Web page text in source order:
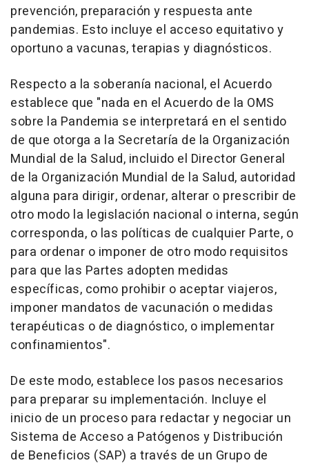
prevención, preparación y respuesta ante
pandemias. Esto incluye el acceso equitativo y
oportuno a vacunas, terapias y diagnósticos.
Respecto a la soberanía nacional, el Acuerdo
establece que "nada en el Acuerdo de la OMS
sobre la Pandemia se interpretará en el sentido
de que otorga a la Secretaría de la Organización
Mundial de la Salud, incluido el Director General
de la Organización Mundial de la Salud, autoridad
alguna para dirigir, ordenar, alterar o prescribir de
otro modo la legislación nacional o interna, según
corresponda, o las políticas de cualquier Parte, o
para ordenar o imponer de otro modo requisitos
para que las Partes adopten medidas
específicas, como prohibir o aceptar viajeros,
imponer mandatos de vacunación o medidas
terapéuticas o de diagnóstico, o implementar
confinamientos".
De este modo, establece los pasos necesarios
para preparar su implementación. Incluye el
inicio de un proceso para redactar y negociar un
Sistema de Acceso a Patógenos y Distribución
de Beneficios (SAP) a través de un Grupo de